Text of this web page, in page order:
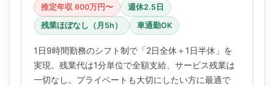
推定年収 600万円〜
週休2.5日
残業ほぼなし（月5h）
車通勤OK
1日9時間勤務のシフト制で「2日全休＋1日半休」を
実現。残業代は1分単位で全額支給、サービス残業は
一切なし。プライベートも大切にしたい方に最適で